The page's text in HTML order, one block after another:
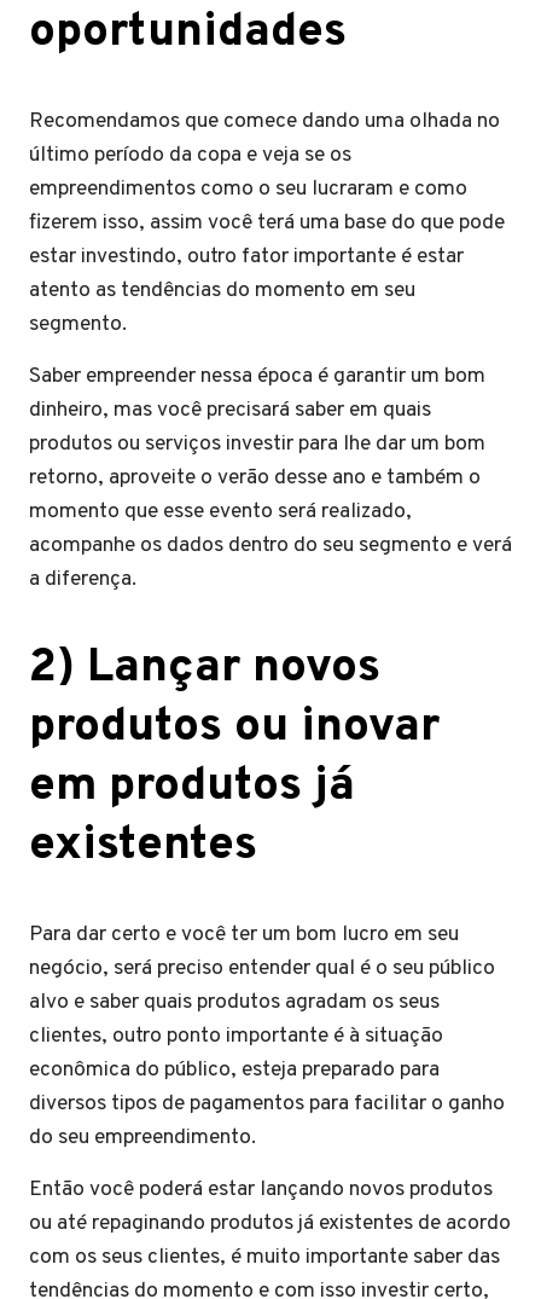
oportunidades
Recomendamos que comece dando uma olhada no
último período da copa e veja se os
empreendimentos como o seu lucraram e como
fizerem isso, assim você terá uma base do que pode
estar investindo, outro fator importante é estar
atento as tendências do momento em seu
segmento.
Saber empreender nessa época é garantir um bom
dinheiro, mas você precisará saber em quais
produtos ou serviços investir para lhe dar um bom
retorno, aproveite o verão desse ano e também o
momento que esse evento será realizado,
acompanhe os dados dentro do seu segmento e verá
a diferença.
2) Lançar novos
produtos ou inovar
em produtos já
existentes
Para dar certo e você ter um bom lucro em seu
negócio, será preciso entender qual é o seu público
alvo e saber quais produtos agradam os seus
clientes, outro ponto importante é à situação
econômica do público, esteja preparado para
diversos tipos de pagamentos para facilitar o ganho
do seu empreendimento.
Então você poderá estar lançando novos produtos
ou até repaginando produtos já existentes de acordo
com os seus clientes, é muito importante saber das
tendências do momento e com isso investir certo,